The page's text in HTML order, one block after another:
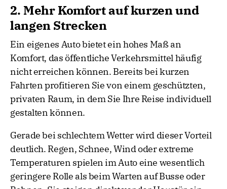
2. Mehr Komfort auf kurzen und
langen Strecken
Ein eigenes Auto bietet ein hohes Maß an
Komfort, das öffentliche Verkehrsmittel häufig
nicht erreichen können. Bereits bei kurzen
Fahrten profitieren Sie von einem geschützten,
privaten Raum, in dem Sie Ihre Reise individuell
gestalten können.
Gerade bei schlechtem Wetter wird dieser Vorteil
deutlich. Regen, Schnee, Wind oder extreme
Temperaturen spielen im Auto eine wesentlich
geringere Rolle als beim Warten auf Busse oder